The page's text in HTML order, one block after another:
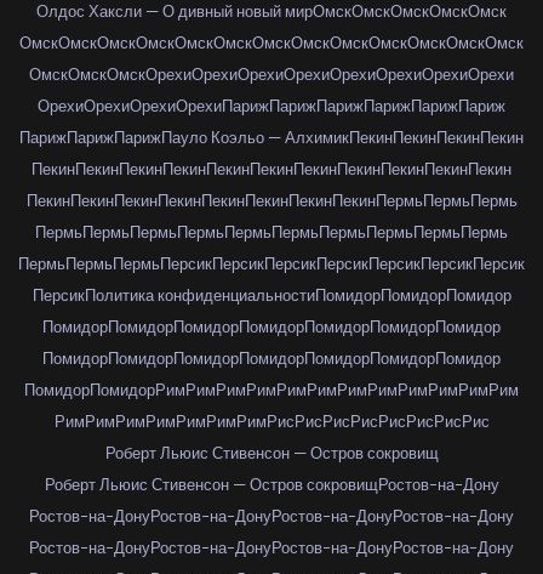
Олдос Хаксли — О дивный новый мирОмскОмскОмскОмскОмск
ОмскОмскОмскОмскОмскОмскОмскОмскОмскОмскОмскОмскОмск
ОмскОмскОмскОрехиОрехиОрехиОрехиОрехиОрехиОрехиОрехи
ОрехиОрехиОрехиОрехиПарижПарижПарижПарижПарижПариж
ПарижПарижПарижПауло Коэльо — АлхимикПекинПекинПекинПекин
ПекинПекинПекинПекинПекинПекинПекинПекинПекинПекинПекин
ПекинПекинПекинПекинПекинПекинПекинПекинПермьПермьПермь
ПермьПермьПермьПермьПермьПермьПермьПермьПермьПермь
ПермьПермьПермьПерсикПерсикПерсикПерсикПерсикПерсикПерсик
ПерсикПолитика конфиденциальностиПомидорПомидорПомидор
ПомидорПомидорПомидорПомидорПомидорПомидорПомидор
ПомидорПомидорПомидорПомидорПомидорПомидорПомидор
ПомидорПомидорРимРимРимРимРимРимРимРимРимРимРимРим
РимРимРимРимРимРимРимРисРисРисРисРисРисРисРис
Роберт Льюис Стивенсон — Остров сокровищ
Роберт Льюис Стивенсон — Остров сокровищРостов-на-Дону
Ростов-на-ДонуРостов-на-ДонуРостов-на-ДонуРостов-на-Дону
Ростов-на-ДонуРостов-на-ДонуРостов-на-ДонуРостов-на-Дону